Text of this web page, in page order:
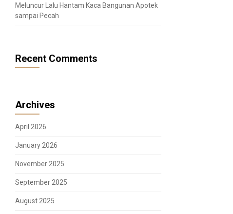
Meluncur Lalu Hantam Kaca Bangunan Apotek
sampai Pecah
Recent Comments
Archives
April 2026
January 2026
November 2025
September 2025
August 2025